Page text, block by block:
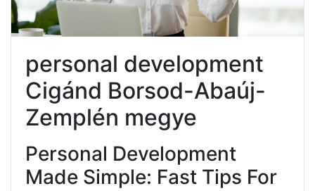
personal development
Cigánd Borsod-Abaúj-
Zemplén megye
Personal Development
Made Simple: Fast Tips For